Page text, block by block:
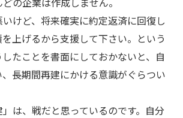
けど、将来確実に約定返済に回復し
上げるから支援して下さい。という
たことを書面にしておかないと、自
長期間再建にかける意識がぐらつい
は、戦だと思っているのです。自分